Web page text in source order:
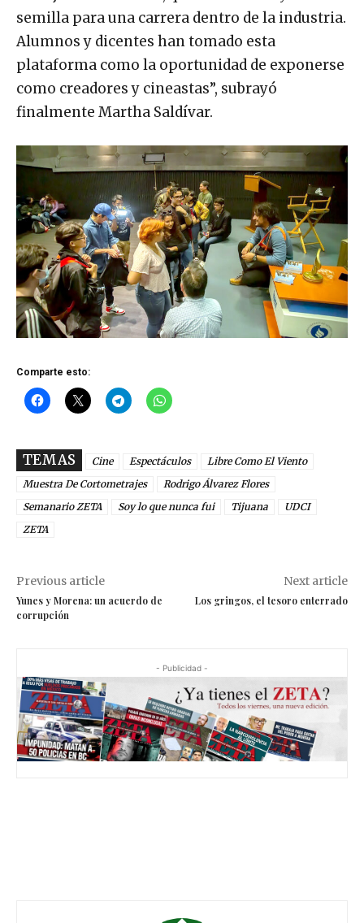
semilla para una carrera dentro de la industria.
Alumnos y dicentes han tomado esta
plataforma como la oportunidad de exponerse
como creadores y cineastas”, subrayó
finalmente Martha Saldívar.
TEMAS
Rodrigo Álvarez Flores
Previous article
corrupción
Next article